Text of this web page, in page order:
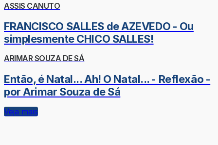
ASSIS CANUTO
FRANCISCO SALLES de AZEVEDO - Ou
simplesmente CHICO SALLES!
ARIMAR SOUZA DE SÁ
Então, é Natal... Ah! O Natal... - Reflexão -
por Arimar Souza de Sá
Veja mais